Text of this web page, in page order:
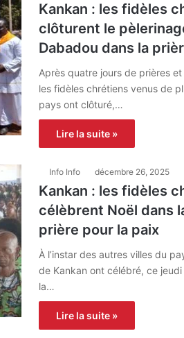
Kankan : les fidèles
clôturent le
Dabadou dans la
Après quatre jours de prières
les fidèles chrétiens venus de
pays ont clôturé,…
Lire la suite »
Info Info décembre 26, 2025
Kankan : les fidèles
célèbrent Noël dans
prière pour la paix
À l’instar des autres villes du
de Kankan ont célébré, ce
la…
Lire la suite »